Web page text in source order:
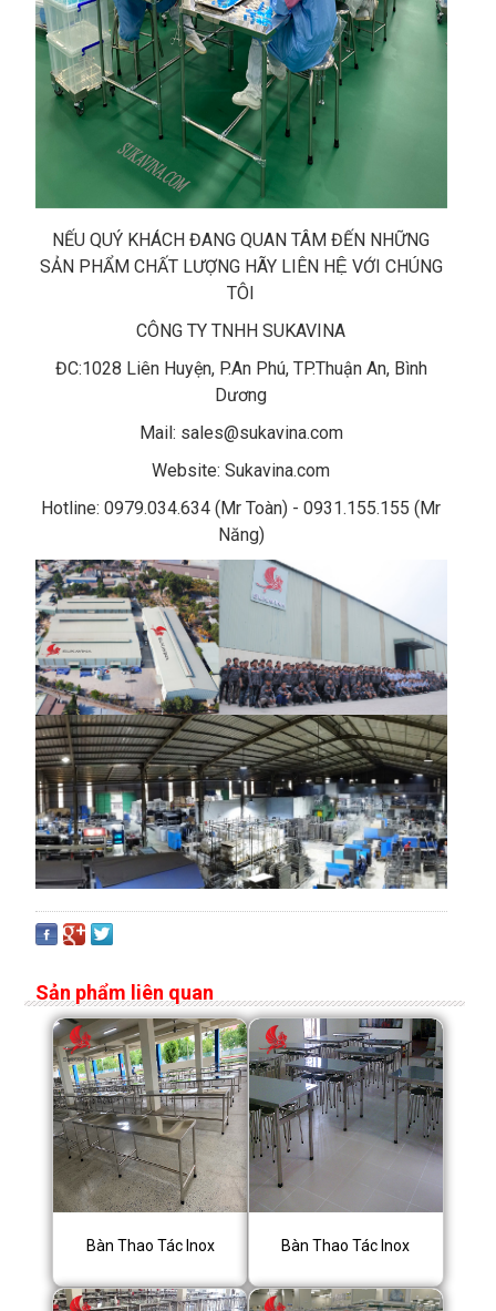
NẾU QUÝ KHÁCH ĐANG QUAN TÂM ĐẾN NHỮNG
SẢN PHẨM CHẤT LƯỢNG HÃY LIÊN HỆ VỚI CHÚNG
TÔI
CÔNG TY TNHH SUKAVINA
ĐC:1028 Liên Huyện, P.An Phú, TP.Thuận An, Bình
Dương
Mail: sales@sukavina.com
Website: Sukavina.com
Hotline: 0979.034.634 (Mr Toàn) - 0931.155.155 (Mr
Năng)
Sản phẩm liên quan
Bàn Thao Tác Inox Bàn Thao Tác Inox